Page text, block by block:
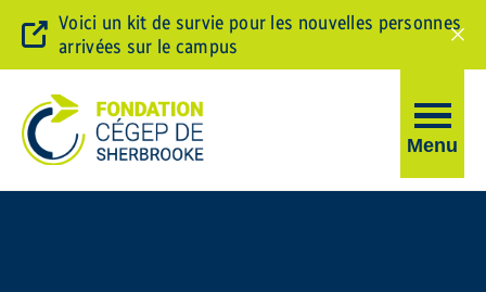
Voici un kit de survie pour les nouvelles personnes
arrivées sur le campus
la
Menu